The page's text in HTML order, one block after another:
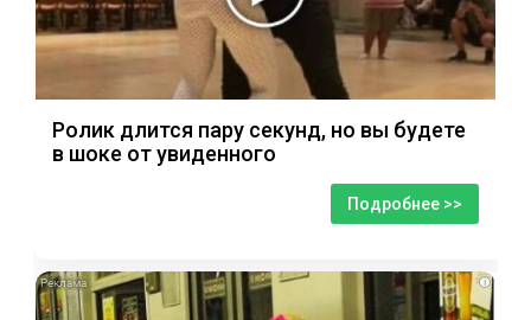
Ролик длится пару секунд, но вы будете
в шоке от увиденного
Подробнее >>
i